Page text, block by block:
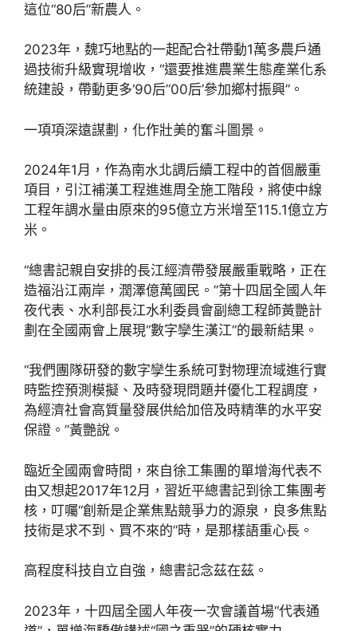
這位“80后”新農人。
2023年，魏巧地點的一起配合社帶動1萬多農戶通
過技術升級實現增收，“還要推進農業生態產業化系
統建設，帶動更多‘90后’‘00后’參加鄉村振興”。
一項項深遠謀劃，化作壯美的奮斗圖景。
2024年1月，作為南水北調后續工程中的首個嚴重
項目，引江補漢工程進進周全施工階段，將使中線
工程年調水量由原來的95億立方米增至115.1億立方
米。
“總書記親自安排的長江經濟帶發展嚴重戰略，正在
造福沿江兩岸，潤澤億萬國民。”第十四屆全國人年
夜代表、水利部長江水利委員會副總工程師黃艷計
劃在全國兩會上展現“數字孿生漢江”的最新結果。
“我們團隊研發的數字孿生系統可對物理流域進行實
時監控預測模擬、及時發現問題并優化工程調度，
為經濟社會高質量發展供給加倍及時精準的水平安
保證。”黃艷說。
臨近全國兩會時間，來自徐工集團的單增海代表不
由又想起2017年12月，習近平總書記到徐工集團考
核，叮囑“創新是企業焦點競爭力的源泉，良多焦點
技術是求不到、買不來的”時，是那樣語重心長。
高程度科技自立自強，總書記念茲在茲。
2023年，十四屆全國人年夜一次會議首場“代表通